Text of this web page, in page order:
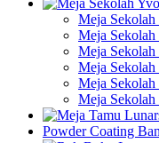
Meja Sekolah
Meja
Meja Sekolah
Meja
Meja Sekolah
Meja Sekolah
Powder Coating